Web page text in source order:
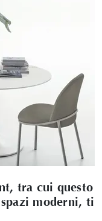
tra cui questo
moderni, ti